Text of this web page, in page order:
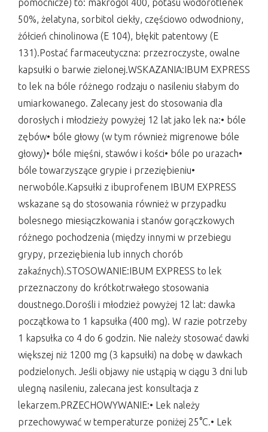
pomocnicze) to: makrogol 400, potasu wodorotlenek
50%, żelatyna, sorbitol ciekły, częściowo odwodniony,
żółcień chinolinowa (E 104), błękit patentowy (E
131).Postać farmaceutyczna: przezroczyste, owalne
kapsułki o barwie zielonej.WSKAZANIA:IBUM EXPRESS
to lek na bóle różnego rodzaju o nasileniu słabym do
umiarkowanego. Zalecany jest do stosowania dla
dorosłych i młodzieży powyżej 12 lat jako lek na:• bóle
zębów• bóle głowy (w tym również migrenowe bóle
głowy)• bóle mięśni, stawów i kości• bóle po urazach•
bóle towarzyszące grypie i przeziębieniu•
nerwobóle.Kapsułki z ibuprofenem IBUM EXPRESS
wskazane są do stosowania również w przypadku
bolesnego miesiączkowania i stanów gorączkowych
różnego pochodzenia (między innymi w przebiegu
grypy, przeziębienia lub innych chorób
zakaźnych).STOSOWANIE:IBUM EXPRESS to lek
przeznaczony do krótkotrwałego stosowania
doustnego.Dorośli i młodzież powyżej 12 lat: dawka
początkowa to 1 kapsułka (400 mg). W razie potrzeby
1 kapsułka co 4 do 6 godzin. Nie należy stosować dawki
większej niż 1200 mg (3 kapsułki) na dobę w dawkach
podzielonych. Jeśli objawy nie ustąpią w ciągu 3 dni lub
ulegną nasileniu, zalecana jest konsultacja z
lekarzem.PRZECHOWYWANIE:• Lek należy
przechowywać w temperaturze poniżej 25°C.• Lek